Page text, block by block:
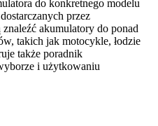
do konkretnego modelu
przez
akumulatory do ponad
takich jak motocykle, łodzie
także poradnik
i użytkowaniu